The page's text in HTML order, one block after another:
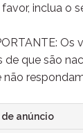
favor, inclua o
Os
de que são
não
anúncio